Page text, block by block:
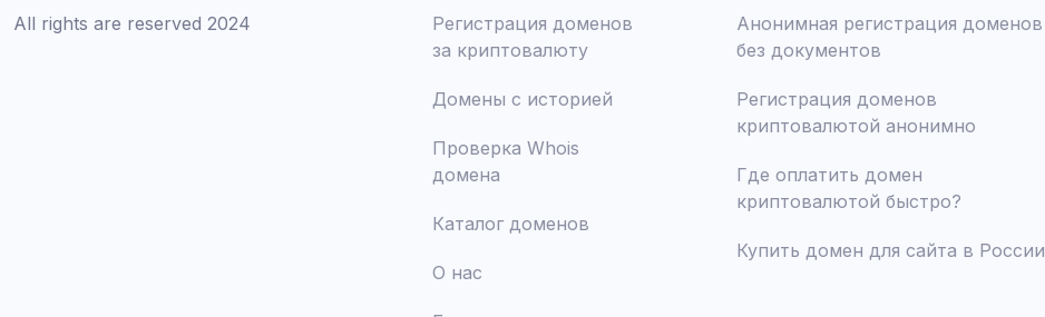
All rights are reserved 2024
Регистрация доменов
за криптовалюту
Домены с историей
Проверка Whois
домена
Каталог доменов
О нас
Анонимная регистрация доменов
без документов
Регистрация доменов
криптовалютой анонимно
Где оплатить домен
криптовалютой быстро?
Купить домен для сайта в России